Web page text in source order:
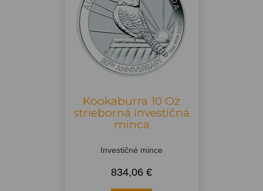
Kookaburra 10 Oz
strieborná investičná
minca
Investičné mince
834,06 €